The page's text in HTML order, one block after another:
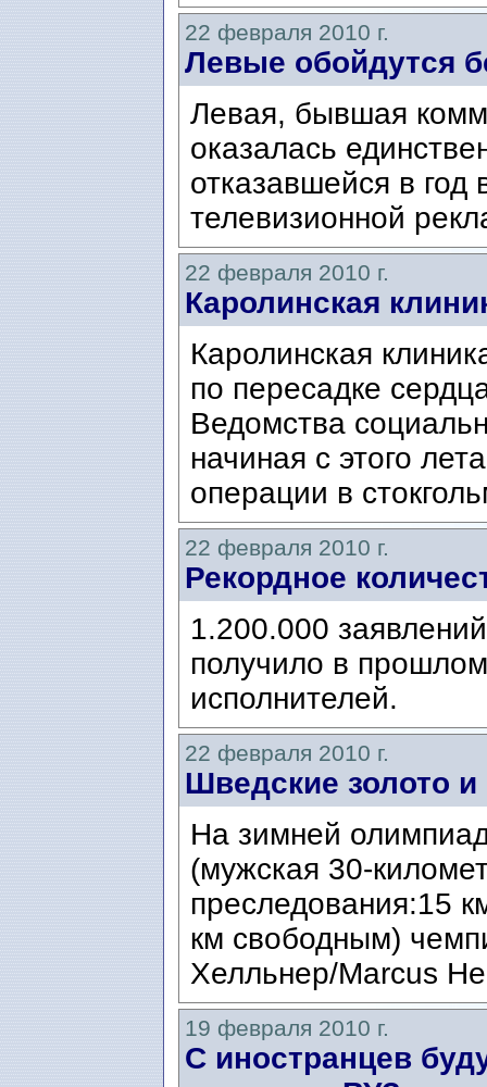
22 февраля 2010 г.
Левые обойдутся
Левая, бывшая
оказалась
отказавшейся в год
телевизионной
22 февраля 2010 г.
Каролинская
Каролинская
по пересадке
Ведомства
начиная с этого
операции в
22 февраля 2010 г.
Рекордное
1.200.000
получило в
исполнителей.
22 февраля 2010 г.
Шведские золото
На зимней
(мужская 30-
преследования:15
км свободным)
Хелльнер/Marcus
19 февраля 2010 г.
С иностранцев